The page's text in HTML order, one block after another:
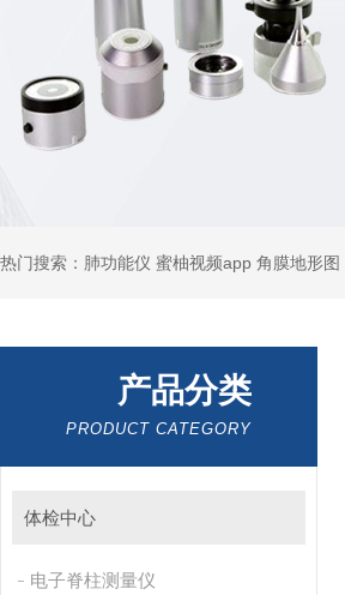
热门搜索： 肺功能仪 蜜柚视频app 角膜地形图
产品分类
PRODUCT CATEGORY
体检中心
电子脊柱测量仪